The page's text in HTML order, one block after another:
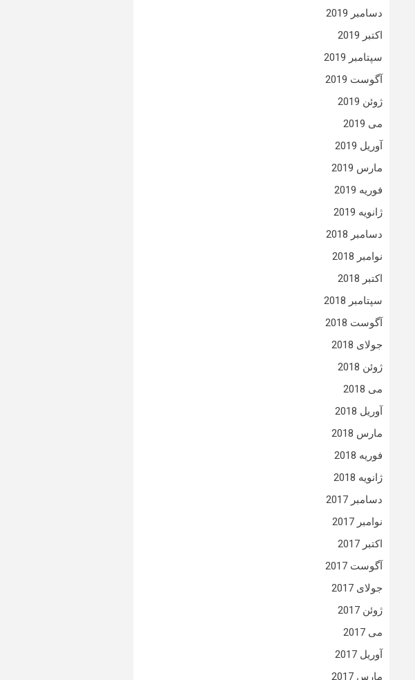
دسامبر 2019
اکتبر 2019
سپتامبر 2019
آگوست 2019
ژوئن 2019
می 2019
آوریل 2019
مارس 2019
فوریه 2019
ژانویه 2019
دسامبر 2018
نوامبر 2018
اکتبر 2018
سپتامبر 2018
آگوست 2018
جولای 2018
ژوئن 2018
می 2018
آوریل 2018
مارس 2018
فوریه 2018
ژانویه 2018
دسامبر 2017
نوامبر 2017
اکتبر 2017
آگوست 2017
جولای 2017
ژوئن 2017
می 2017
آوریل 2017
مارس 2017